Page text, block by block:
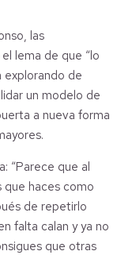
las
lema de que “lo
explorando de
un modelo de
a nueva forma
“Parece que al
que haces como
de repetirlo
falta calan y ya no
que otras